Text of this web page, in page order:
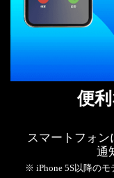
便
スマートフォン
通
※ iPhone 5S以降の